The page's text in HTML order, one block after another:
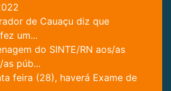
de Cauaçu diz que
um...
do SINTE/RN aos/as
púb...
feira (28), haverá Exame de